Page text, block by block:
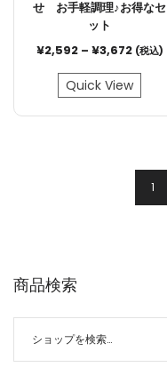
せ お手軽調理♪お得なセ
ット
¥2,592 – ¥3,672 (税込)
Quick View
1
商品検索